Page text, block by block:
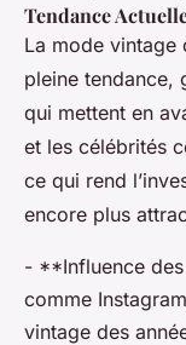
Tendance
La mode vintage
pleine tendance,
qui mettent en
et les célébrités
ce qui rend
encore plus
- **Influence
comme
vintage des